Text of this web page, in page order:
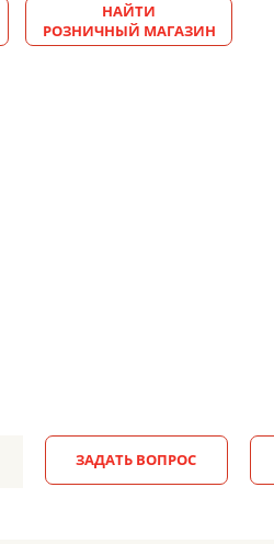
НАЙТИ
РОЗНИЧНЫЙ МАГАЗИН
ЗАДАТЬ ВОПРОС